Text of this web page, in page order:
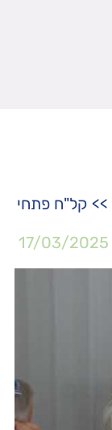
>> קל"ח פתחי
17/03/2025